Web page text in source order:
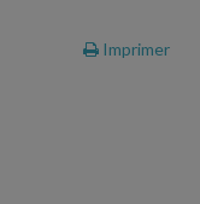
Imprimer